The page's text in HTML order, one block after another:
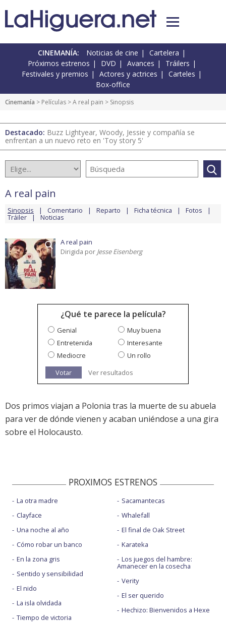
CINEMANÍA: Noticias de cine
Cartelera
Próximos estrenos
DVD Avances
Tráilers
Festivales y premios
Actores y actrices
Carteles
Box-office
Cinemanía > Películas >A real pain > Sinopsis
Destacado: Buzz Lightyear, Woody, Jessie y compañía se
enfrentan a un nuevo reto en 'Toy story 5'
A real pain
Sinopsis Comentario Reparto Ficha técnica Fotos
Tráiler Noticias
A real pain
Dirigida por Jesse Eisenberg
¿Qué te parece la película?
Genial
Muy buena
Entretenida
Interesante
Mediocre
Un rollo
Votar
Ver resultados
Dos primos viajan a Polonia tras la muerte de su abuela
para ver de dónde vienen y acaban uniéndose a una gira
sobre el Holocausto.
PROXIMOS ESTRENOS
La otra madre
Clayface
Una noche al año
Cómo robar un banco
En la zona gris
Sentido y sensibilidad
El nido
La isla olvidada
Tiempo de victoria
Sacamantecas
Whalefall
El final de Oak Street
Karateka
Los juegos del hambre:
Amanecer en la cosecha
Verity
El ser querido
Hechizo: Bienvenidos a Hexe